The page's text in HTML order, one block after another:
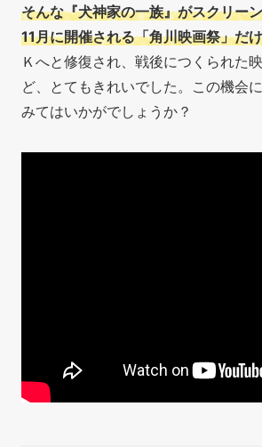
そんな『犬神家の一族』がスクリー
11月に開催される「角川映画祭」だ
Ｋへと修復され、戦後につくられた
ど、とてもきれいでした。この機会
みてはいかがでしょうか？